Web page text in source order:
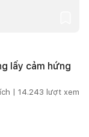
lấy cảm hứng
| 14.243 lượt xem